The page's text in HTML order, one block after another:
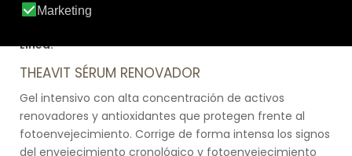
Tamaño:30 ml.
Línea:
THEAVIT SÉRUM RENOVADOR
Gel intensivo con alta concentración de activos
renovadores y antioxidantes que protegen frente al
fotoenvejecimiento. Corrige de forma intensa los signos
del envejecimiento cronológico y fotoenvejecimiento